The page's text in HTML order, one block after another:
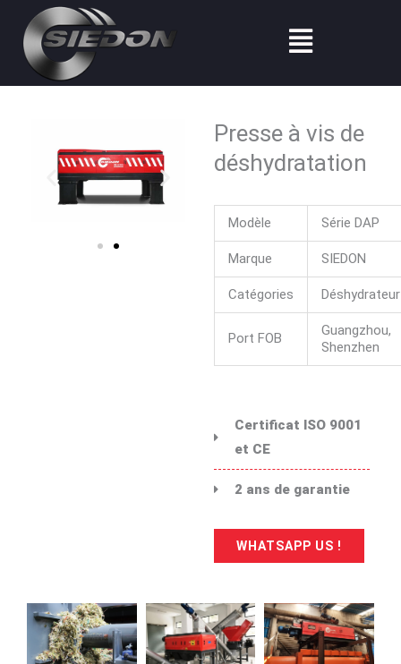
contenu
Menu
Presse à vis de
déshydratation
Modèle Série DAP
Marque SIEDON
Catégories Déshydrateur
Port FOB
Guangzhou,
Shenzhen
Certificat ISO 9001
et CE
2 ans de garantie
WHATSAPP US !